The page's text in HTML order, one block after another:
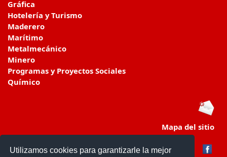
Utilizamos cookies para garantizarle la mejor
Gráfica
Hotelería y Turismo
Maderero
Marítimo
Metalmecánico
Minero
Programas y Proyectos Sociales
Químico
Mapa del sitio